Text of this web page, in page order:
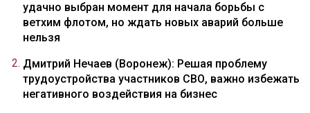
удачно выбран момент для начала борьбы с
ветхим флотом, но ждать новых аварий больше
нельзя
Дмитрий Нечаев (Воронеж): Решая проблему
трудоустройства участников СВО, важно избежать
негативного воздействия на бизнес